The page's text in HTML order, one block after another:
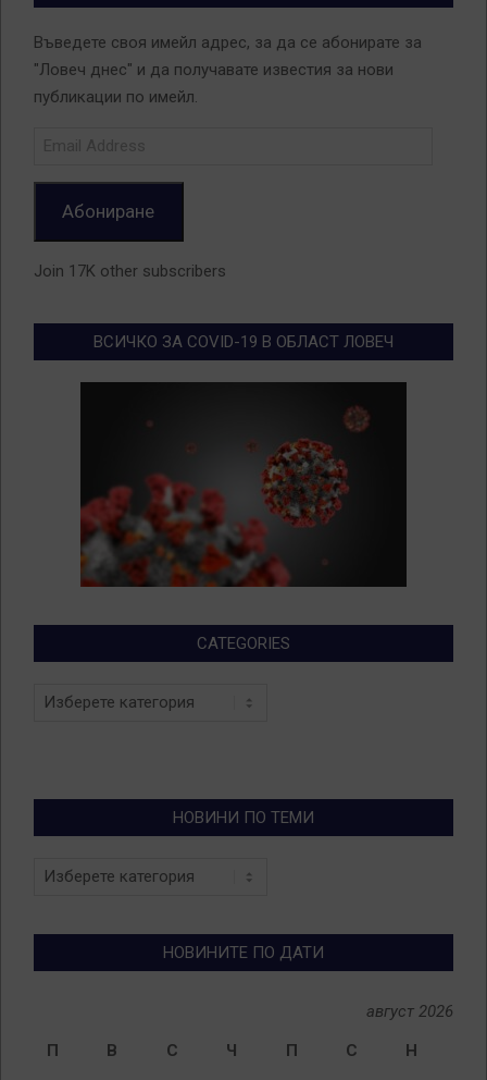
Въведете своя имейл адрес, за да се абонирате за
"Ловеч днес" и да получавате известия за нови
публикации по имейл.
Абониране
Join 17K other subscribers
ВСИЧКО ЗА COVID-19 В ОБЛАСТ ЛОВЕЧ
CATEGORIES
Categories
НОВИНИ ПО ТЕМИ
Новини
НОВИНИТЕ ПО ДАТИ
август 2026
П
В С Ч П С Н